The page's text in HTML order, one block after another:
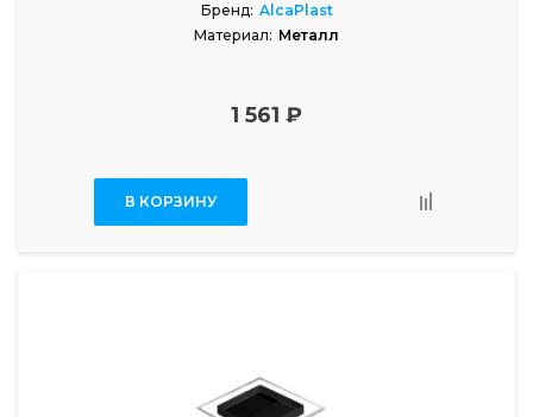
Бренд: AlcaPlast
Материал: Металл
1 561 ₽
В КОРЗИНУ